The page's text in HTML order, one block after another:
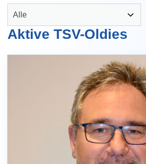
Aktive TSV-Oldies